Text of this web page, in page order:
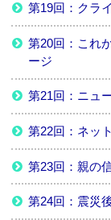
第19回：クラ
第20回：これ
ージ
第21回：ニュ
第22回：ネッ
第23回：親の
第24回：震災